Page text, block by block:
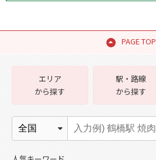
PAGE TOP
エリア
から探す
駅・路線
から探す